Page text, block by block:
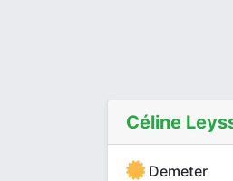
Céline
Demeter